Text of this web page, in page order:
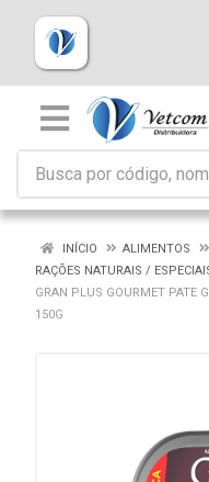
INÍCIO
ALIMENTOS
RAÇÕES NATURAIS /
GRAN PLUS GOURMET PATE
150G